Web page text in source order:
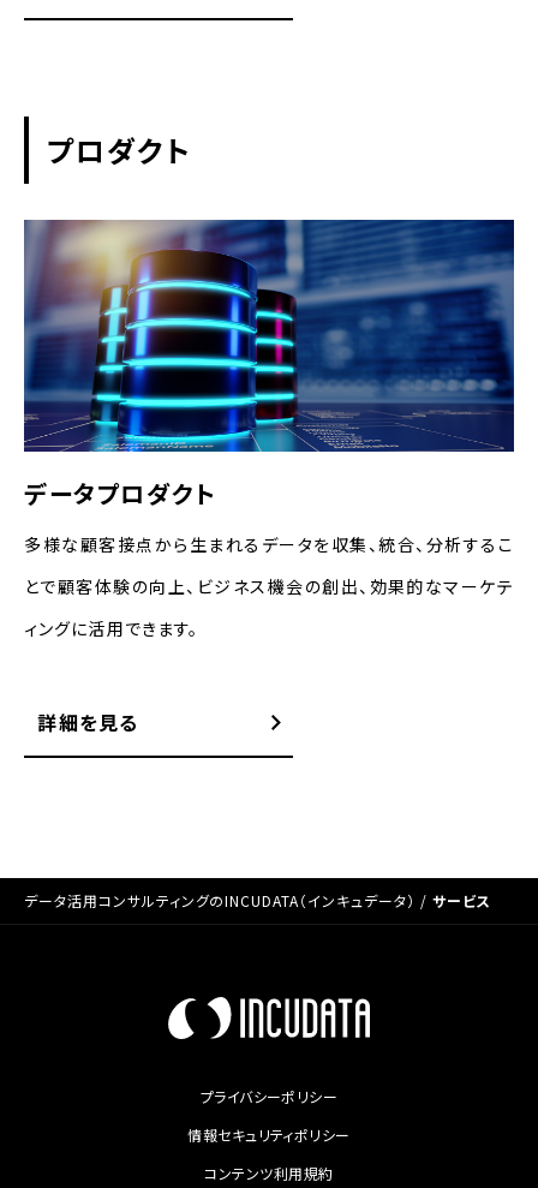
プロダクト
データプロダクト
多様な顧客接点から生まれるデータを収集、統合、分析するこ
とで顧客体験の向上、ビジネス機会の創出、効果的なマーケテ
ィングに活用できます。
詳細を見る
データ活用コンサルティングのINCUDATA（インキュデータ） / サービス
プライバシーポリシー
情報セキュリティポリシー
コンテンツ利用規約